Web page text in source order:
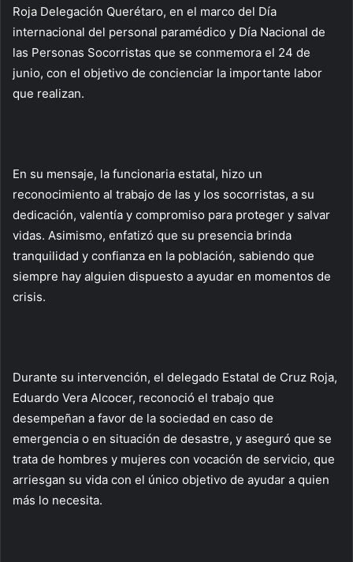
Roja Delegación Querétaro, en el marco del Día
internacional del personal paramédico y Día Nacional de
las Personas Socorristas que se conmemora el 24 de
junio, con el objetivo de concienciar la importante labor
que realizan.
En su mensaje, la funcionaria estatal, hizo un
reconocimiento al trabajo de las y los socorristas, a su
dedicación, valentía y compromiso para proteger y salvar
vidas. Asimismo, enfatizó que su presencia brinda
tranquilidad y confianza en la población, sabiendo que
siempre hay alguien dispuesto a ayudar en momentos de
crisis.
Durante su intervención, el delegado Estatal de Cruz Roja,
Eduardo Vera Alcocer, reconoció el trabajo que
desempeñan a favor de la sociedad en caso de
emergencia o en situación de desastre, y aseguró que se
trata de hombres y mujeres con vocación de servicio, que
arriesgan su vida con el único objetivo de ayudar a quien
más lo necesita.